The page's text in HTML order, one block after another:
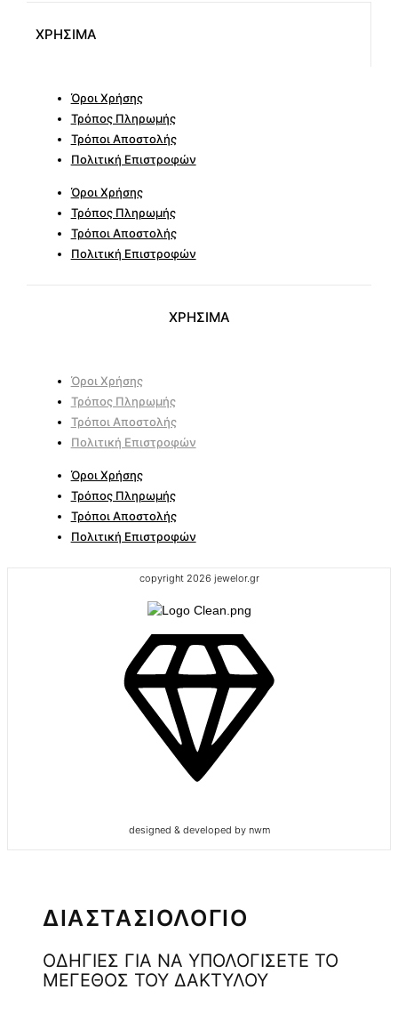
ΧΡΗΣΙΜΑ
Όροι Χρήσης
Τρόπος Πληρωμής
Τρόποι Αποστολής
Πολιτική Επιστροφών
Όροι Χρήσης
Τρόπος Πληρωμής
Τρόποι Αποστολής
Πολιτική Επιστροφών
ΧΡΗΣΙΜΑ
Όροι Χρήσης
Τρόπος Πληρωμής
Τρόποι Αποστολής
Πολιτική Επιστροφών
Όροι Χρήσης
Τρόπος Πληρωμής
Τρόποι Αποστολής
Πολιτική Επιστροφών
copyright 2026 jewelor.gr
designed & developed by nwm
ΔΙΑΣΤΑΣΙΟΛΟΓΙΟ
ΟΔΗΓΙΕΣ ΓΙΑ ΝΑ ΥΠΟΛΟΓΙΣΕΤΕ ΤΟ
ΜΕΓΕΘΟΣ ΤΟΥ ΔΑΚΤΥΛΟΥ